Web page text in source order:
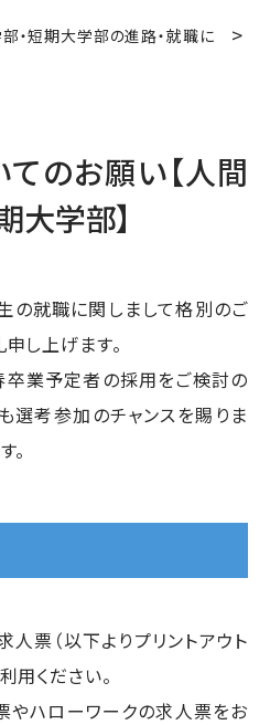
・短期大学部の進路・就職に
のお願い【人間
大学部】
の就職に関しまして格別のご
し上げます。
卒業予定者の採用をご検討の
選考参加のチャンスを賜りま
。
票（以下よりプリントアウト
用ください。
やハローワークの求人票をお